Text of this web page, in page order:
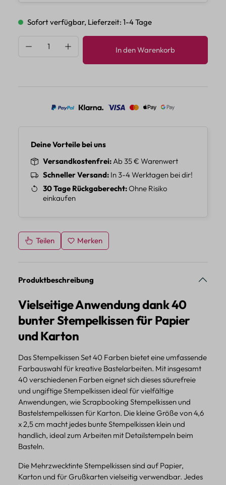
Sofort verfügbar, Lieferzeit: 1-4 Tage
Produkt Anzahl: Gib den gewünschten
In den Warenkorb
Deine Vorteile bei uns
Versandkostenfrei Ab 35 € Warenwert
Schneller Versand In 3-4 Werktagen bei dir!
30 Tage Rückgaberecht Ohne Risiko
einkaufen
Teilen Merken
Produktbeschreibung
Vielseitige Anwendung dank 40
bunter Stempelkissen für Papier
und Karton
Das Stempelkissen Set 40 Farben bietet eine umfassende
Farbauswahl für kreative Bastelarbeiten. Mit insgesamt
40 verschiedenen Farben eignet sich dieses säurefreie
und ungiftige Stempelkissen ideal für vielfältige
Anwendungen, wie Scrapbooking Stempelkissen und
Bastelstempelkissen für Karton. Die kleine Größe von 4,6
x 2,5 cm macht jedes bunte Stempelkissen klein und
handlich, ideal zum Arbeiten mit Detailstempeln beim
Basteln.
Die Mehrzwecktinte Stempelkissen sind auf Papier,
Karton und für Grußkarten vielseitig verwendbar. Jedes